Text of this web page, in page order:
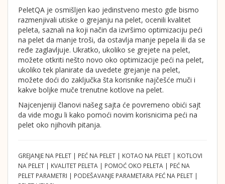
PeletQA je osmišljen kao jedinstveno mesto gde bismo
razmenjivali utiske o grejanju na pelet, ocenili kvalitet
peleta, saznali na koji način da izvršimo optimizaciju peći
na pelet da manje troši, da ostavlja manje pepela ili da se
ređe zaglavljuje. Ukratko, ukoliko se grejete na pelet,
možete otkriti nešto novo oko optimizacije peći na pelet,
ukoliko tek planirate da uvedete grejanje na pelet,
možete doći do zaključka šta korisnike najčešće muči i
kakve boljke muče trenutne kotlove na pelet.
Najcenjeniji članovi našeg sajta će povremeno obići sajt
da vide mogu li kako pomoći novim korisnicima peći na
pelet oko njihovih pitanja.
GREJANJE NA PELET | PEĆ NA PELET | KOTAO NA PELET | KOTLOVI
NA PELET | KVALITET PELETA | POMOĆ OKO PELETA | PEĆ NA
PELET PARAMETRI | PODEŠAVANJE PARAMETARA PEĆ NA PELET |